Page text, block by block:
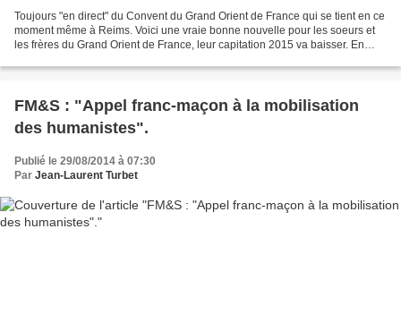
Toujours "en direct" du Convent du Grand Orient de France qui se tient en ce
moment même à Reims. Voici une vraie bonne nouvelle pour les soeurs et
les frères du Grand Orient de France, leur capitation 2015 va baisser. En
FM&S : "Appel franc-maçon à la mobilisation
des humanistes".
Publié le 29/08/2014 à 07:30
Par Jean-Laurent Turbet